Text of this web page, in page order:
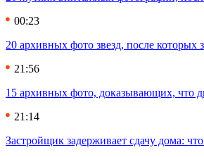
00:23
20 архивных фото звезд, после которых
21:56
15 архивных фото, доказывающих, что
21:14
Застройщик задерживает сдачу дома: